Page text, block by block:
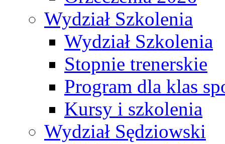
Wydział Szkolenia
Wydział Szkolenia
Stopnie trenerskie
Program dla klas
Kursy i szkolenia
Wydział Sędziowski